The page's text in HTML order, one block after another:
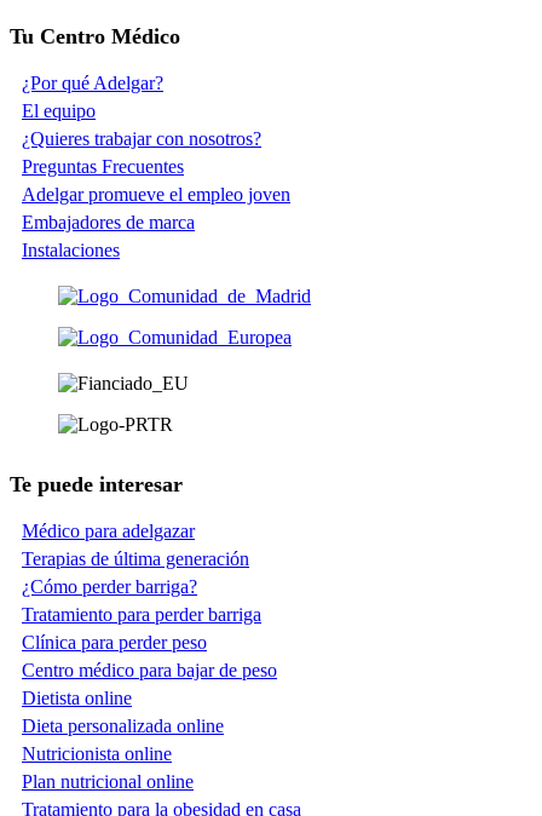
Tu Centro Médico
¿Por qué Adelgar?
El equipo
¿Quieres trabajar con nosotros?
Preguntas Frecuentes
Adelgar promueve el empleo joven
Embajadores de marca
Instalaciones
Te puede interesar
Médico para adelgazar
Terapias de última generación
¿Cómo perder barriga?
Tratamiento para perder barriga
Clínica para perder peso
Centro médico para bajar de peso
Dietista online
Dieta personalizada online
Nutricionista online
Plan nutricional online
Tratamiento para la obesidad en casa